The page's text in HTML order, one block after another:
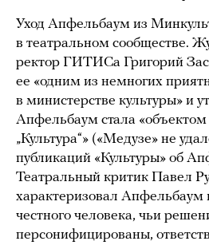
Уход Апфельбаум из
в театральном сообществе.
ректор ГИТИСа Григорий
ее «одним из немногих
в министерстве культуры» и
Апфельбаум стала «объектом
„Культура“» («Медузе» не
публикаций «Культуры» об
Театральный критик Павел
характеризовал Апфельбаум
честного человека, чьи
персонифицированы,